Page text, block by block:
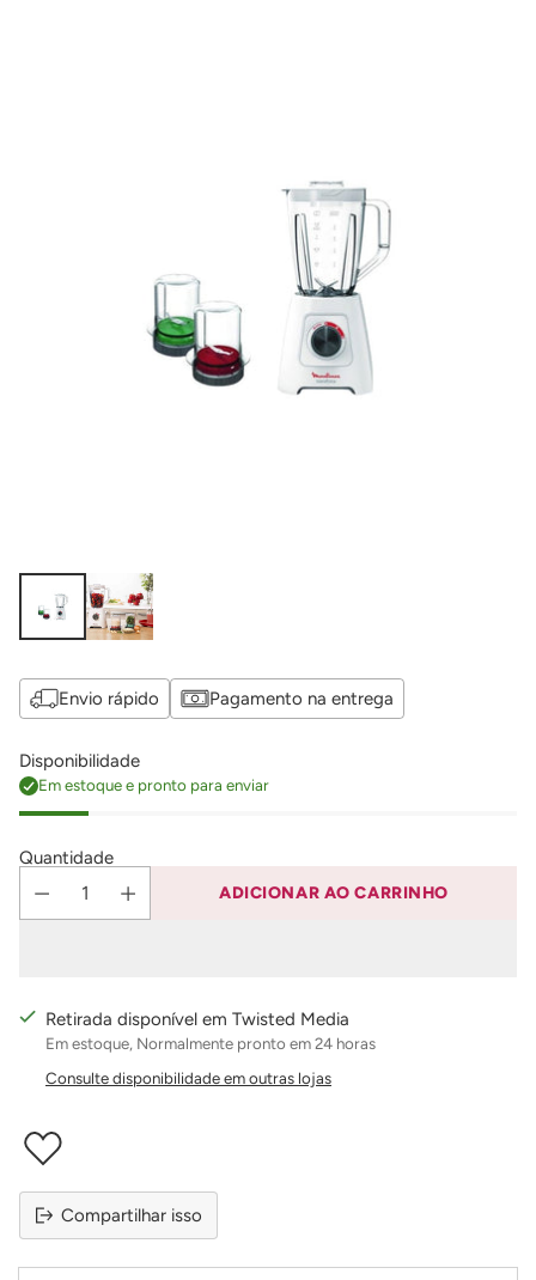
Envio rápido Pagamento na entrega
Disponibilidade
Em estoque e pronto para enviar
Quantidade
ADICIONAR AO CARRINHO
Retirada disponível em Twisted Media
Em estoque, Normalmente pronto em 24 horas
Consulte disponibilidade em outras lojas
Compartilhar isso